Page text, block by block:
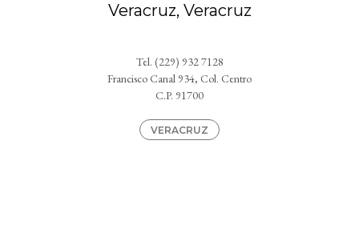
Veracruz, Veracruz
Tel. (229) 932 7128
Francisco Canal 934, Col. Centro
C.P. 91700
VERACRUZ